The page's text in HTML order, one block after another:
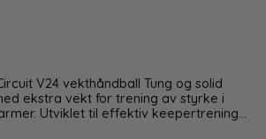
vekthåndball Tung og solid
ekstra vekt for trening av styrke i
Utviklet til effektiv keepertrening
spillere og i alle aldre og nivåer. Fint